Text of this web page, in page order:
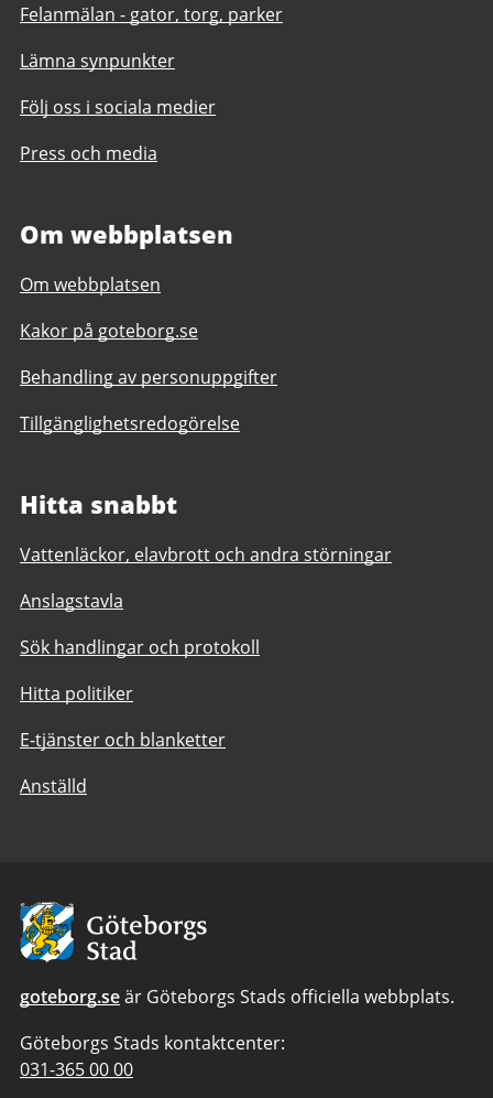
Felanmälan - gator, torg, parker
Lämna synpunkter
Följ oss i sociala medier
Press och media
Om webbplatsen
Om webbplatsen
Kakor på goteborg.se
Behandling av personuppgifter
Tillgänglighetsredogörelse
Hitta snabbt
Vattenläckor, elavbrott och andra störningar
Anslagstavla
Sök handlingar och protokoll
Hitta politiker
E-tjänster och blanketter
Anställd
Avsändare:
Göteborgs
Stad
goteborg.seär Göteborgs Stads officiella webbplats.
Göteborgs Stads kontaktcenter:
Telefonnummer
031-365 00 00